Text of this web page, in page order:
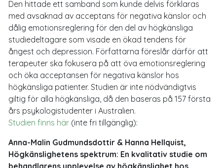
Den hittade ett samband som kunde delvis förklaras
med avsaknad av acceptans för negativa känslor och
dålig emotionsreglering för den del av högkänsliga
studiedeltagare som visade en ökad tendens för
ångest och depression. Författarna föreslår därför att
terapeuter ska fokusera på att öva emotionsreglering
och öka acceptansen för negativa känslor hos
högkänsliga patienter. Studien är inte nödvändigtvis
giltig för alla högkänsliga, då den baseras på 157 första
års psykologistudenter i Australien.
Studien finns här (inte fri tillgänglig):
Anna-Malin Gudmundsdottir & Hanna Hellquist,
Högkänslighetens spektrum: En kvalitativ studie om
behandlarens upplevelse av högkänslighet hos